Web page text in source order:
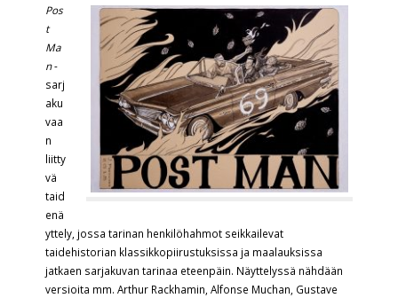
Pos
t
Ma
n-
sarj
aku
vaa
n
liitty
vä
taid
enä
yttely, jossa tarinan henkilöhahmot seikkailevat
taidehistorian klassikkopiirustuksissa ja maalauksissa
jatkaen sarjakuvan tarinaa eteenpäin. Näyttelyssä nähdään
versioita mm. Arthur Rackhamin, Alfonse Muchan, Gustave